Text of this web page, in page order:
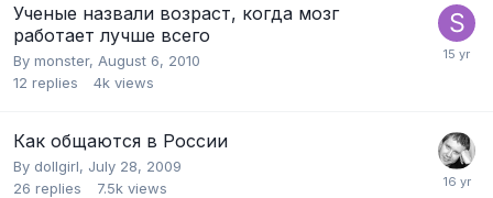
Ученые назвали возраст, когда мозг
работает лучше всего
By monster, August 6, 2010
12 replies 4k views
Как общаются в России
By dollgirl, July 28, 2009
26 replies 7.5k views